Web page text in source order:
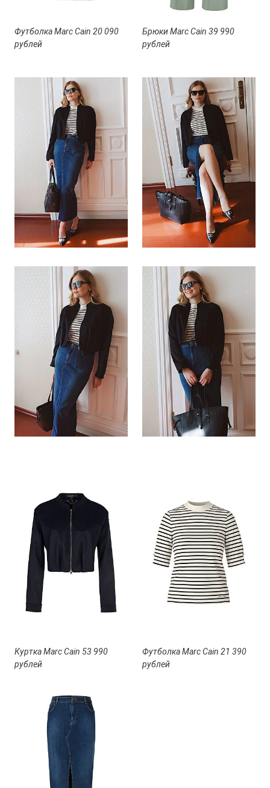
Футболка Marc Cain 20 090
рублей
Брюки Marc Cain 39 990
рублей
Куртка Marc Cain 53 990
рублей
Футболка Marc Cain 21 390
рублей